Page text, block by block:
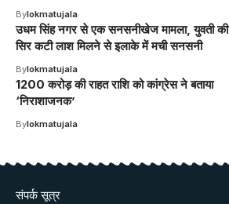
Bylokmatujala
उधम सिंह नगर से एक सनसनीखेज मामला, युवती की
सिर कटी लाश मिलने से इलाके में मची सनसनी
Bylokmatujala
1200 करोड़ की राहत राशि को कांग्रेस ने बताया
‘निराशाजनक’
Bylokmatujala
संपर्क सूत्र